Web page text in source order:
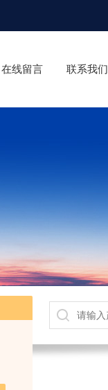
在线留言 联系我们
箱